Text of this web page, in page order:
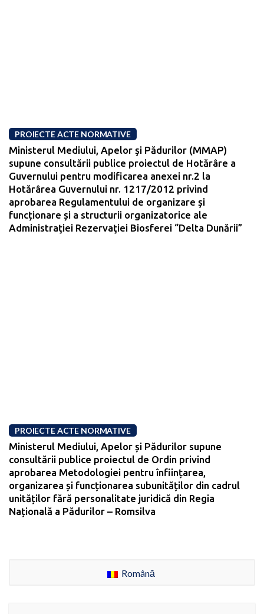
PROIECTE ACTE NORMATIVE
Ministerul Mediului, Apelor şi Pădurilor (MMAP)
supune consultării publice proiectul de Hotărâre a
Guvernului pentru modificarea anexei nr.2 la
Hotărârea Guvernului nr. 1217/2012 privind
aprobarea Regulamentului de organizare şi
funcționare și a structurii organizatorice ale
Administraţiei Rezervaţiei Biosferei “Delta Dunării”
PROIECTE ACTE NORMATIVE
Ministerul Mediului, Apelor și Pădurilor supune
consultării publice proiectul de Ordin privind
aprobarea Metodologiei pentru înființarea,
organizarea și funcționarea subunităților din cadrul
unităților fără personalitate juridică din Regia
Națională a Pădurilor – Romsilva
Română